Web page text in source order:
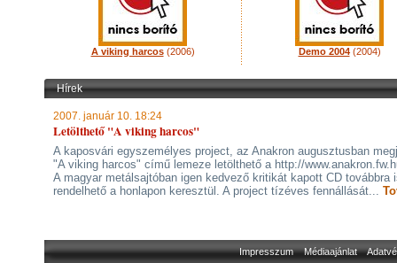
A viking harcos(2006) Demo 2004(2004)
Hírek
2007. január 10. 18:24
Letölthető "A viking harcos"
A kaposvári egyszemélyes project, az Anakron augusztusban
"A viking harcos" című lemeze letölthető a http://
A magyar metálsajtóban igen kedvező kritikát kapott CD továbbra
rendelhető a honlapon keresztül. A project tízéves fennállását...
Impresszum Médiaajánlat